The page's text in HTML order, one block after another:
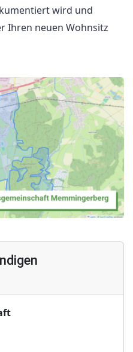
wird und
Ihren neuen Wohnsitz